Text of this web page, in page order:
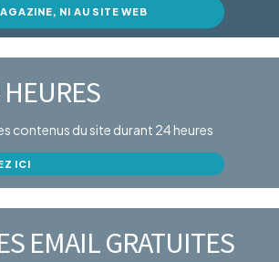
NI AU SITE WEB
contenus du site durant 24 heures
ICI
EMAIL GRATUITES